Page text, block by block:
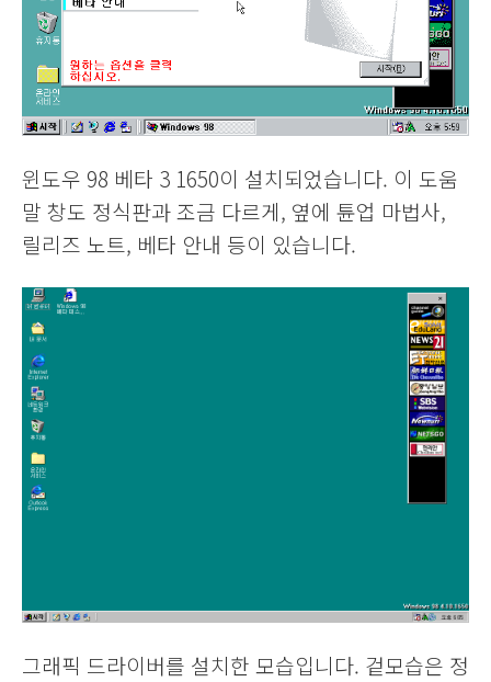
윈도우 98 베타 3 1650이 설치되었습니다. 이 도움
말 창도 정식판과 조금 다르게, 옆에 튠업 마법사,
릴리즈 노트, 베타 안내 등이 있습니다.
그래픽 드라이버를 설치한 모습입니다. 겉모습은 정